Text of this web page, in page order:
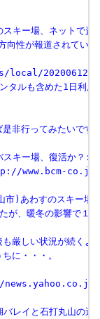
ー場、ネットで
性が報道されてい
タルも含めた1日利用
非行ってみたいで
キー場、復活
www.bcm-co.jp/
)あわすのスキー
が、暖冬の影響で１
厳しい状況が続くよ
に・・・。
バレイと石打丸